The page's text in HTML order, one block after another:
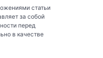
статьи
за собой
перед
в качестве